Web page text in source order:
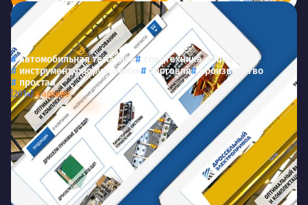
Дроссельный электропривод
drossel74.ru
Производственная компания «Дроссельный
электропривод»
автомобильная тематика
спецтехника, запчасти
инструмент, оборудование
торговля
производство
простая
[2014] в архиве